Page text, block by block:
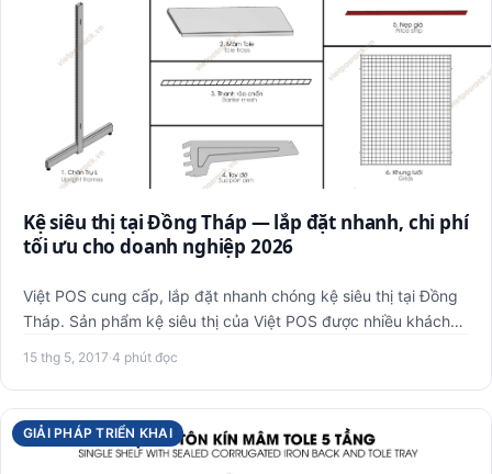
Kệ siêu thị tại Đồng Tháp — lắp đặt nhanh, chi phí
tối ưu cho doanh nghiệp 2026
Việt POS cung cấp, lắp đặt nhanh chóng kệ siêu thị tại Đồng
Tháp. Sản phẩm kệ siêu thị của Việt POS được nhiều khách
15 thg 5, 2017·4 phút đọc
GIẢI PHÁP TRIỂN KHAI